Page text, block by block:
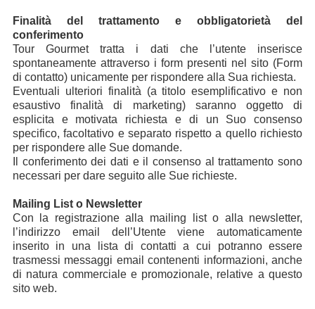
Finalità del trattamento e obbligatorietà del
conferimento
Tour Gourmet tratta i dati che l’utente inserisce
spontaneamente attraverso i form presenti nel sito (Form
di contatto) unicamente per rispondere alla Sua richiesta.
Eventuali ulteriori finalità (a titolo esemplificativo e non
esaustivo finalità di marketing) saranno oggetto di
esplicita e motivata richiesta e di un Suo consenso
specifico, facoltativo e separato rispetto a quello richiesto
per rispondere alle Sue domande.
Il conferimento dei dati e il consenso al trattamento sono
necessari per dare seguito alle Sue richieste.
Mailing List o Newsletter
Con la registrazione alla mailing list o alla newsletter,
l’indirizzo email dell’Utente viene automaticamente
inserito in una lista di contatti a cui potranno essere
trasmessi messaggi email contenenti informazioni, anche
di natura commerciale e promozionale, relative a questo
sito web.